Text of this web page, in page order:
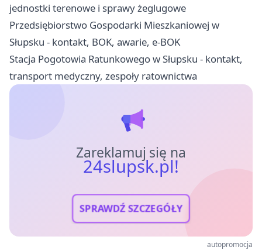
jednostki terenowe i sprawy żeglugowe
Przedsiębiorstwo Gospodarki Mieszkaniowej w
Słupsku - kontakt, BOK, awarie, e-BOK
Stacja Pogotowia Ratunkowego w Słupsku - kontakt,
transport medyczny, zespoły ratownictwa
Zareklamuj się na
24slupsk.pl!
SPRAWDŹ SZCZEGÓŁY
autopromocja